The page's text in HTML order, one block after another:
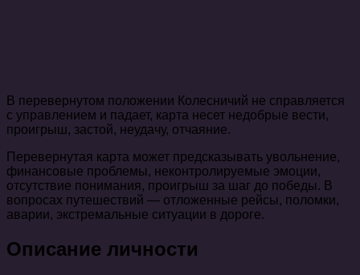
В перевернутом положении Колесничий не справляется
с управлением и падает, карта несет недобрые вести,
проигрыш, застой, неудачу, отчаяние.
Перевернутая карта может предсказывать увольнение,
финансовые проблемы, неконтролируемые эмоции,
отсутствие понимания, проигрыш за шаг до победы. В
вопросах путешествий — отложенные рейсы, поломки,
аварии, экстремальные ситуации в дороге.
Описание личности